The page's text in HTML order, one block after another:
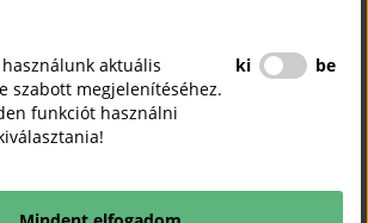
feladatokat
a közös munkát és az előttünk álló
aktuális
szabott megjelenítéséhez.
funkciót használni
ki be